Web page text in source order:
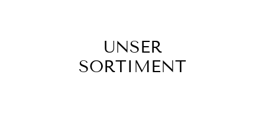
UNSER
SORTIMENT